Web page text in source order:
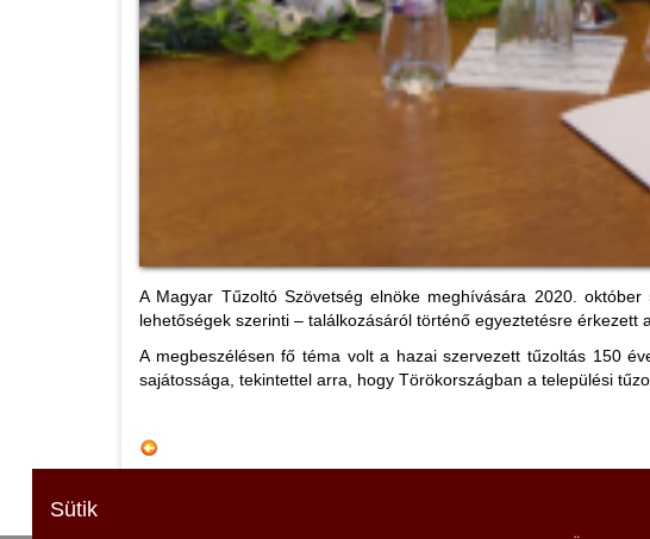
A Magyar Tűzoltó Szövetség elnöke meghívására 2020.
lehetőségek szerinti – találkozásáról történő egyeztetésre
A megbeszélésen fő téma volt a hazai szervezett tűzoltás 150
sajátossága, tekintettel arra, hogy Törökországban a települési
Sütik